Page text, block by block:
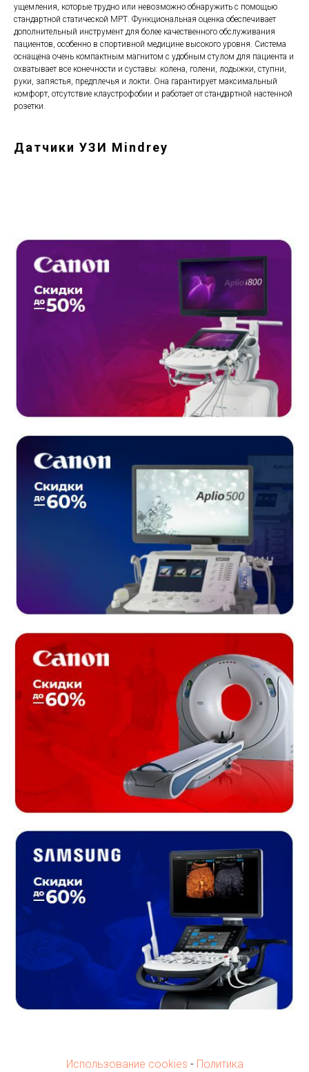
ущемления, которые трудно или невозможно обнаружить с помощью
стандартной статической МРТ. Функциональная оценка обеспечивает
дополнительный инструмент для более качественного обслуживания
пациентов, особенно в спортивной медицине высокого уровня. Система
оснащена очень компактным магнитом с удобным стулом для пациента и
охватывает все конечности и суставы: колена, голени, лодыжки, ступни,
руки, запястья, предплечья и локти. Она гарантирует максимальный
комфорт, отсутствие клаустрофобии и работает от стандартной настенной
розетки.
Датчики УЗИ Mindrey
Использование cookies - Политика